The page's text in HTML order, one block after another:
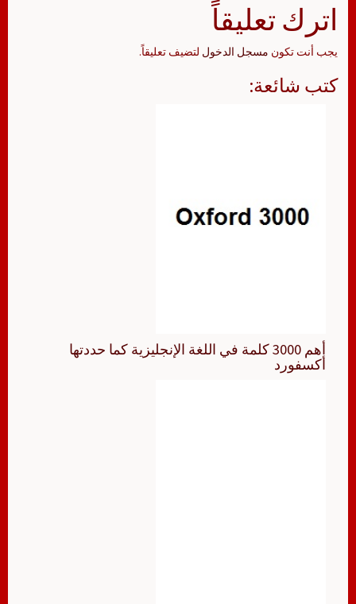
اترك تعليقاً
يجب أنت تكون مسجل الدخول لتضيف تعليقاً.
كتب شائعة:
أهم 3000 كلمة في اللغة الإنجليزية كما حددتها
أكسفورد